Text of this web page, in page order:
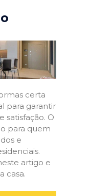
certa
para garantir
satisfação. O
para quem
e
artigo e
casa.